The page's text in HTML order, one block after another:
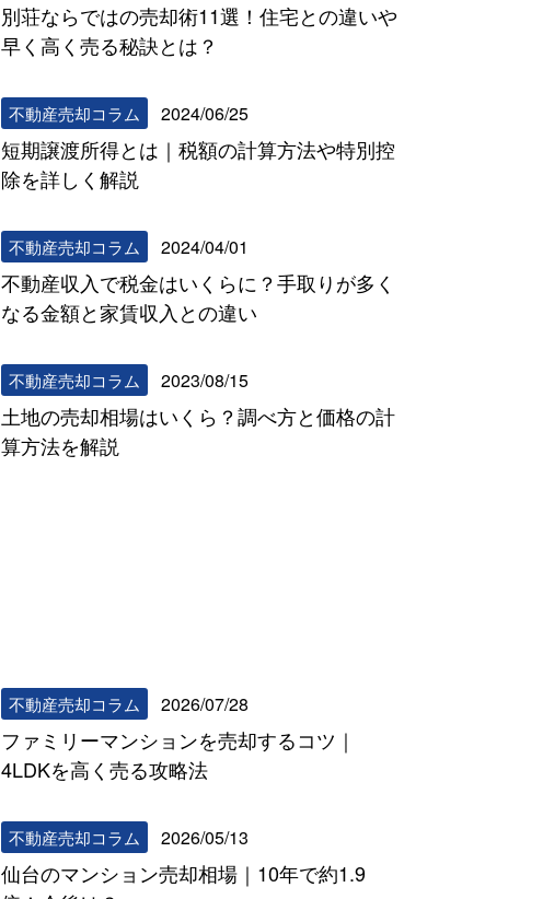
別荘ならではの売却術11選！住宅との違いや
早く高く売る秘訣とは？
不動産売却コラム 2024/06/25
短期譲渡所得とは｜税額の計算方法や特別控
除を詳しく解説
不動産売却コラム 2024/04/01
不動産収入で税金はいくらに？手取りが多く
なる金額と家賃収入との違い
不動産売却コラム 2023/08/15
土地の売却相場はいくら？調べ方と価格の計
算方法を解説
不動産売却コラム 2026/07/28
ファミリーマンションを売却するコツ｜
4LDKを高く売る攻略法
不動産売却コラム 2026/05/13
仙台のマンション売却相場｜10年で約1.9